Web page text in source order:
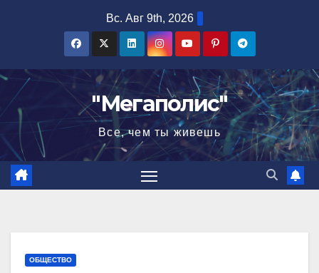
Вс. Авг 9th, 2026
"Мегаполис"
Все, чем ты живешь
ОБЩЕСТВО